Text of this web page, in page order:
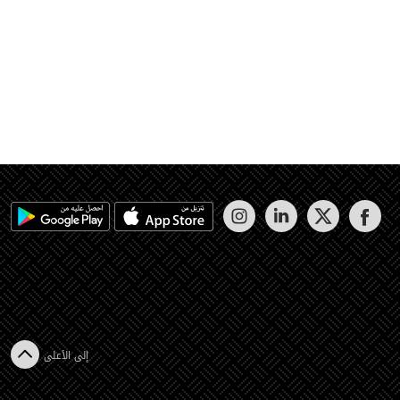
إلى الأعلى